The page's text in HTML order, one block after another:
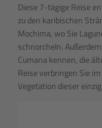
Diese 7-tägige Reise
zu den karibischen
Mochima, wo Sie
schnorcheln.
Cumana kennen, die
Reise verbringen Sie
Vegetation dieser